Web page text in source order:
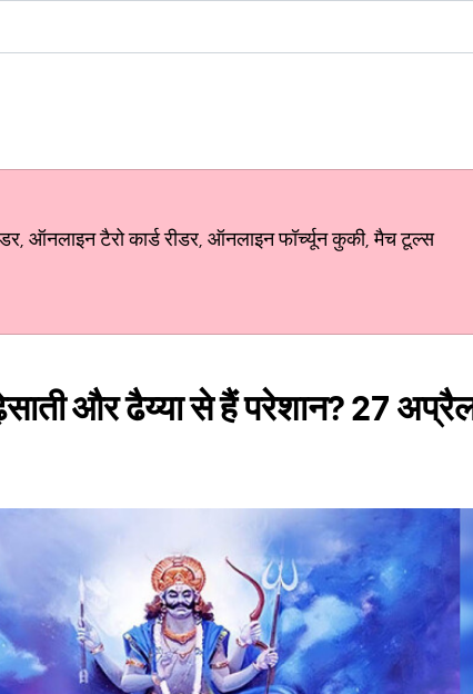
ऑनलाइन टैरो कार्ड रीडर, ऑनलाइन फॉर्च्यून कुकी, मैच टूल्स
और ढैय्या से हैं परेशान? 27